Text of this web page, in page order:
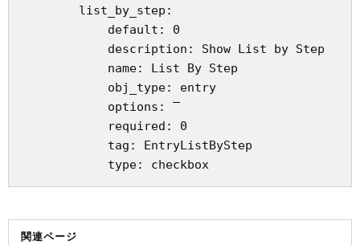
        list_by_step:
            default: 0
            description: Show List by Step
            name: List By Step
            obj_type: entry
            options: ‾
            required: 0
            tag: EntryListByStep
関連ページ